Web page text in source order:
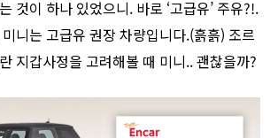
것이 하나 있었으니. 바로 ‘고급유’ 주유?!.
니는 고급유 권장 차량입니다.(흙흙) 조르
지갑사정을 고려해볼 때 미니.. 괜찮을까?